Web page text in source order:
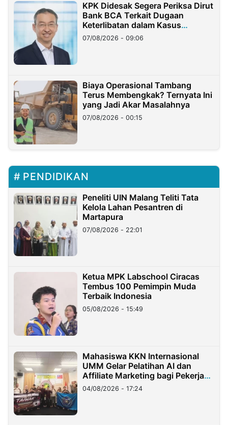
KPK Didesak Segera Periksa Dirut
Bank BCA Terkait Dugaan
Keterlibatan dalam Kasus
Hilangnya Dana Nasabah Rp2,58
Miliar
07/08/2026 - 09:06
Biaya Operasional Tambang
Terus Membengkak? Ternyata Ini
yang Jadi Akar Masalahnya
07/08/2026 - 00:15
PENDIDIKAN
Peneliti UIN Malang Teliti Tata
Kelola Lahan Pesantren di
Martapura
07/08/2026 - 22:01
Ketua MPK Labschool Ciracas
Tembus 100 Pemimpin Muda
Terbaik Indonesia
05/08/2026 - 15:49
Mahasiswa KKN Internasional
UMM Gelar Pelatihan AI dan
Affiliate Marketing bagi Pekerja
Migran Indonesia di Taiwan
04/08/2026 - 17:24